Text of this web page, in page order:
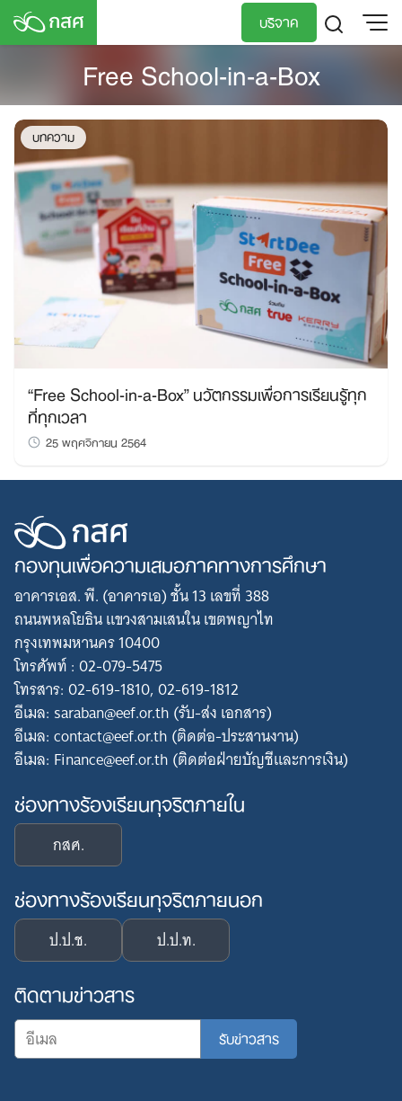
Skip
บริจาค
TH
Free School-in-a-Box
บทความ
“Free School-in-a-Box” นวัตกรรมเพื่อการเรียนรู้ทุก
ที่ทุกเวลา
25 พฤศจิกายน 2564
กองทุนเพื่อความเสมอภาคทางการศึกษา
อาคารเอส. พี. (อาคารเอ) ชั้น 13 เลขที่ 388
ถนนพหลโยธิน แขวงสามเสนใน เขตพญาไท
กรุงเทพมหานคร 10400
โทรศัพท์ : 02-079-5475
โทรสาร: 02-619-1810, 02-619-1812
อีเมล: saraban@eef.or.th (รับ-ส่ง เอกสาร)
อีเมล: contact@eef.or.th (ติดต่อ-ประสานงาน)
อีเมล: Finance@eef.or.th (ติดต่อฝ่ายบัญชีและการเงิน)
ช่องทางร้องเรียนทุจริตภายใน
กสศ.
ช่องทางร้องเรียนทุจริตภายนอก
ป.ป.ช. ป.ป.ท.
ติดตามข่าวสาร